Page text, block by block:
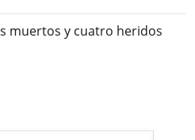
muertos y cuatro heridos